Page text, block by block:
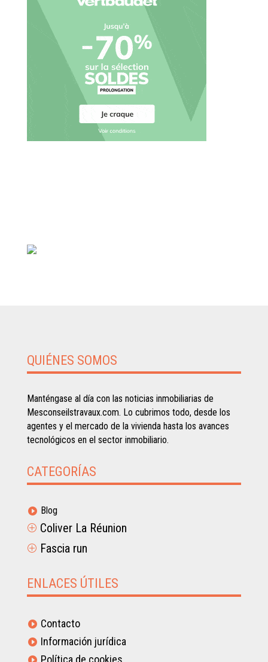
QUIÉNES SOMOS
Manténgase al día con las noticias inmobiliarias de
Mesconseilstravaux.com. Lo cubrimos todo, desde los
agentes y el mercado de la vivienda hasta los avances
tecnológicos en el sector inmobiliario.
CATEGORÍAS
 Blog
P Coliver La Réunion
P Fascia run
ENLACES ÚTILES
 Contacto
 Información jurídica
